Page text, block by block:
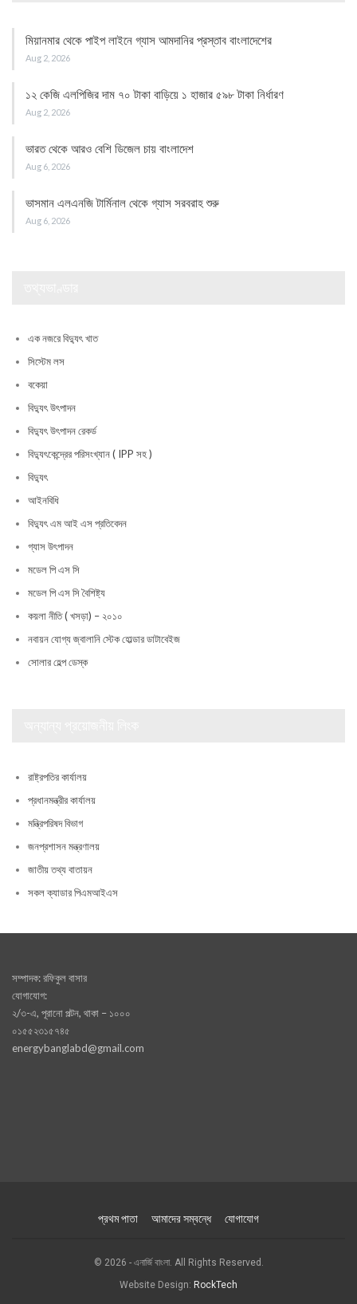
মিয়ানমার থেকে পাইপ লাইনে গ্যাস আমদানির প্রস্তাব বাংলাদেশের
Aug 2, 2026
১২ কেজি এলপিজির দাম ৭০ টাকা বাড়িয়ে ১ হাজার ৫৯৮ টাকা নির্ধারণ
Aug 2, 2026
ভারত থেকে আরও বেশি ডিজেল চায় বাংলাদেশ
Aug 6, 2026
ভাসমান এলএনজি টার্মিনাল থেকে গ্যাস সরবরাহ শুরু
Aug 6, 2026
এক নজরে বিদ্যুৎ খাত
সিস্টেম লস
বকেয়া
বিদ্যুৎ উৎপাদন
বিদ্যুৎ উৎপাদন রেকর্ড
বিদ্যুৎকেন্দ্রের পরিসংখ্যান ( IPP সহ )
বিদ্যুৎ
আইনবিধি
বিদ্যুৎ এম আই এস প্রতিবেদন
গ্যাস উৎপাদন
মডেল পি এস সি
মডেল পি এস সি বৈশিষ্ট্য
কয়লা নীতি ( খসড়া) – ২০১০
নবায়ন যোগ্য জ্বালানি স্টেক হোল্ডার ডাটাবেইজ
সোলার হেল্প ডেস্ক
রাষ্ট্রপতির কার্যালয়
প্রধানমন্ত্রীর কার্যালয়
মন্ত্রিপরিষদ বিভাগ
জনপ্রশাসন মন্ত্রণালয়
জাতীয় তথ্য বাতায়ন
সকল ক্যাডার পিএমআইএস
সম্পাদক: রফিকুল বাসার
যোগাযোগ:
২/৩-এ, পূরানো পল্টন, থাকা – ১০০০
০১৫৫২৩১৫৭৪৫
energybanglabd@gmail.com
প্রথম পাতা আমাদের সম্বন্ধে যোগাযোগ
© 2026 - এনার্জি বাংলা. All Rights Reserved.
Website Design: RockTech